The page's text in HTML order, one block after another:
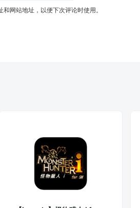
网站地址，以便下次评论时使用。